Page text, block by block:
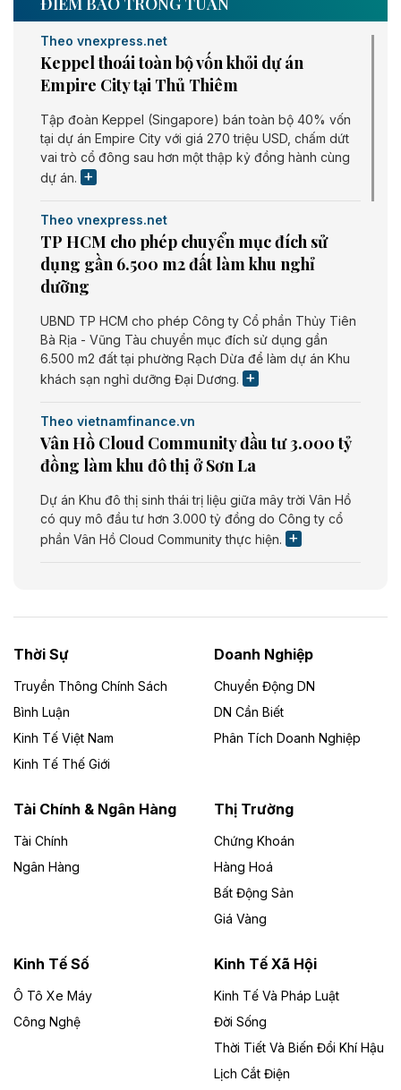
Theo vnexpress.net
Keppel thoái toàn bộ vốn khỏi dự án
Empire City tại Thủ Thiêm
Tập đoàn Keppel (Singapore) bán toàn bộ 40% vốn
tại dự án Empire City với giá 270 triệu USD, chấm dứt
vai trò cổ đông sau hơn một thập kỷ đồng hành cùng
dự án.
Theo vnexpress.net
TP HCM cho phép chuyển mục đích sử
dụng gần 6.500 m2 đất làm khu nghỉ
dưỡng
UBND TP HCM cho phép Công ty Cổ phần Thủy Tiên
Bà Rịa - Vũng Tàu chuyển mục đích sử dụng gần
6.500 m2 đất tại phường Rạch Dừa để làm dự án Khu
khách sạn nghỉ dưỡng Đại Dương.
Theo vietnamfinance.vn
Vân Hồ Cloud Community đầu tư 3.000 tỷ
đồng làm khu đô thị ở Sơn La
Dự án Khu đô thị sinh thái trị liệu giữa mây trời Vân Hồ
có quy mô đầu tư hơn 3.000 tỷ đồng do Công ty cổ
phần Vân Hồ Cloud Community thực hiện.
Dự án Nhà máy xử lý rác và phát điện Bắc Giang do
Công ty TNHH Năng lượng môi trường Bắc Giang làm
Theo vietnamfinance.vn
Đức Long Gia Lai mở rộng ‘hệ sinh thái’
Lai
Bốn doanh nghiệp có sự góp vốn của Công ty Cổ
phần Tập đoàn Đức Long Gia Lai (HoSE: DLG) được
Gia Lai với tổng vốn hơn 4.750 tỷ đồng.
Đồng Nai cho thuê gần 59 ha đất làm khu
công nghiệp ở Long Thành
UBND TP Đồng Nai cho Công ty Amata thuê gần 59 ha
đất để đầu tư khu công nghiệp công nghệ cao Long
Thời Sự
Truyền Thông Chính Sách
Bình Luận
Kinh Tế Việt Nam
Kinh Tế Thế Giới
Doanh Nghiệp
Chuyển Động DN
DN Cần Biết
Phân Tích Doanh Nghiệp
Tài Chính & Ngân Hàng
Tài Chính
Ngân Hàng
Thị Trường
Chứng Khoán
Hàng Hoá
Bất Động Sản
Giá Vàng
Kinh Tế Số
Ô Tô Xe Máy
Công Nghệ
Kinh Tế Xã Hội
Kinh Tế Và Pháp Luật
Đời Sống
Thời Tiết Và Biến Đổi Khí Hậu
Lịch Cắt Điện